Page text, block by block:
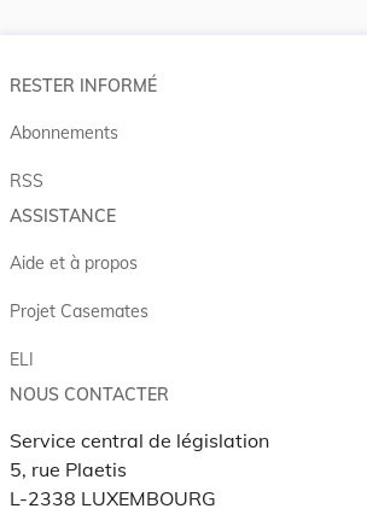
RESTER INFORMÉ
Abonnements
RSS
ASSISTANCE
Aide et à propos
Projet Casemates
ELI
NOUS CONTACTER
Service central de législation
5, rue Plaetis
L-2338 LUXEMBOURG